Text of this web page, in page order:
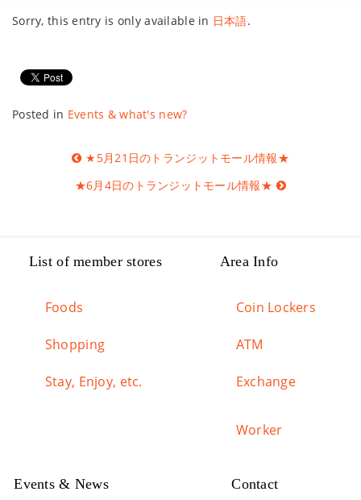
Sorry, this entry is only available in 日本語.
Posted in Events & what's new?
★5月21日のトランジットモール情報★
★6月4日のトランジットモール情報★
List of member stores
Foods
Shopping
Stay, Enjoy, etc.
Area Info
Coin Lockers
ATM
Exchange
Worker
Events & News Contact